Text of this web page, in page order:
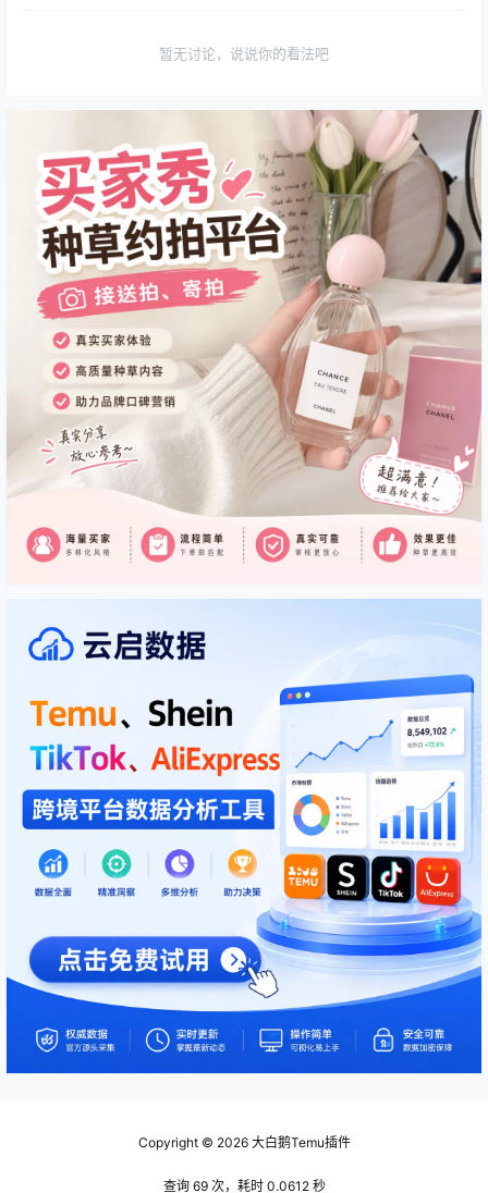
暂无讨论，说说你的看法吧
Copyright © 2026大白鹅Temu插件
查询 69 次，耗时 0.0612 秒